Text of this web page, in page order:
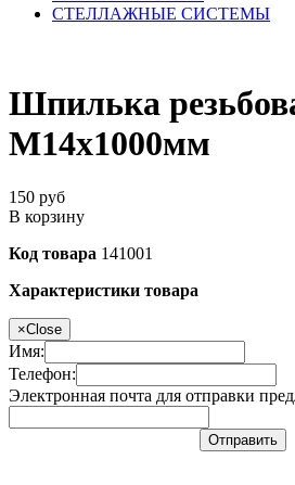
СТЕЛЛАЖНЫЕ СИСТЕМЫ
Шпилька
М14х1000мм
150 руб
В корзину
Код товара 141001
Характеристики товара
×Close
Имя:
Телефон:
Электронная почта для отправки
Отправить